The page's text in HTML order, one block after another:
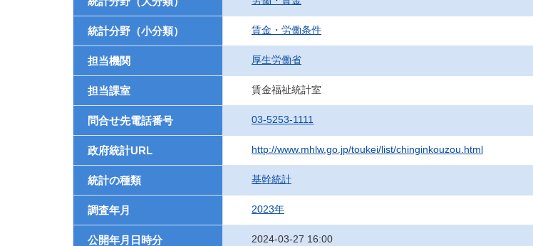
統計分野（小分類） 賃金・労働条件
担当機関 厚生労働省
担当課室 賃金福祉統計室
問合せ先電話番号 03-5253-1111
政府統計URL http://www.mhlw.go.jp/toukei/list/chinginkouzou.html
統計の種類 基幹統計
調査年月 2023年
公開年月日時分 2024-03-27 16:00